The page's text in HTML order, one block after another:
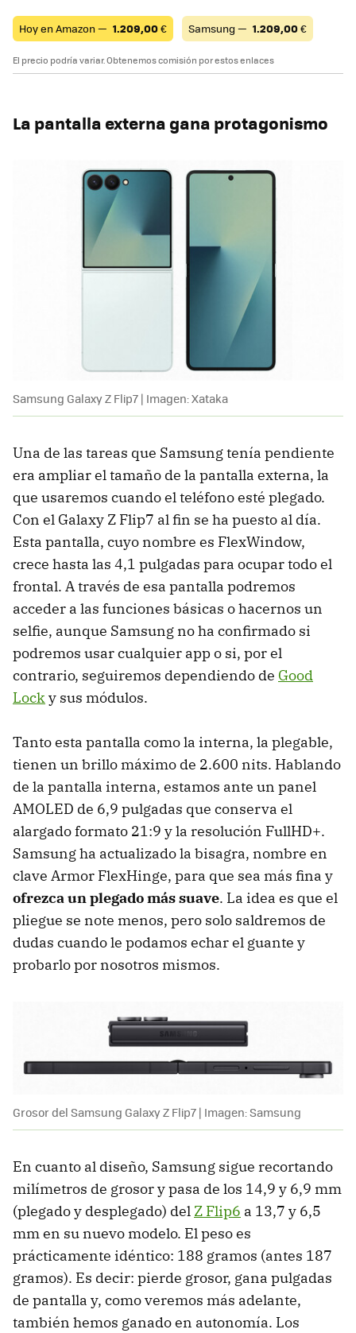
Hoy en Amazon — 1.209,00€ Samsung — 1.209,00€
El precio podría variar. Obtenemos comisión por estos enlaces
La pantalla externa gana protagonismo
Samsung Galaxy Z Flip7 | Imagen: Xataka
Una de las tareas que Samsung tenía pendiente
era ampliar el tamaño de la pantalla externa, la
que usaremos cuando el teléfono esté plegado.
Con el Galaxy Z Flip7 al fin se ha puesto al día.
Esta pantalla, cuyo nombre es FlexWindow,
crece hasta las 4,1 pulgadas para ocupar todo el
frontal. A través de esa pantalla podremos
acceder a las funciones básicas o hacernos un
selfie, aunque Samsung no ha confirmado si
podremos usar cualquier app o si, por el
contrario, seguiremos dependiendo de Good
Locky sus módulos.
Tanto esta pantalla como la interna, la plegable,
tienen un brillo máximo de 2.600 nits. Hablando
de la pantalla interna, estamos ante un panel
AMOLED de 6,9 pulgadas que conserva el
alargado formato 21:9 y la resolución FullHD+.
Samsung ha actualizado la bisagra, nombre en
clave Armor FlexHinge, para que sea más fina y
ofrezca un plegado más suave. La idea es que el
pliegue se note menos, pero solo saldremos de
dudas cuando le podamos echar el guante y
probarlo por nosotros mismos.
Grosor del Samsung Galaxy Z Flip7 | Imagen: Samsung
En cuanto al diseño, Samsung sigue recortando
milímetros de grosor y pasa de los 14,9 y 6,9 mm
(plegado y desplegado) del Z Flip6 a 13,7 y 6,5
mm en su nuevo modelo. El peso es
prácticamente idéntico: 188 gramos (antes 187
gramos). Es decir: pierde grosor, gana pulgadas
de pantalla y, como veremos más adelante,
también hemos ganado en autonomía. Los